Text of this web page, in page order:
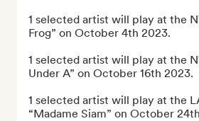
1 selected artist will play at the
Frog” on October 4th 2023.
1 selected artist will play at the
Under A” on October 16th 2023.
1 selected artist will play at the
“Madame Siam” on October